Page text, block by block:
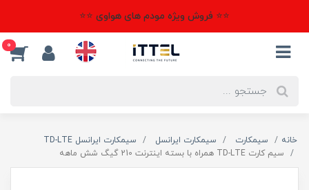
⭐⭐ فروش ویژه مودم های هواوی ⭐⭐
0
خانه سیمکارت سیمکارت ایرانسل
سیمکارت ایرانسل TD-LTE
سیم کارت TD-LTE همراه با بسته اینترنت 210 گیگ شش ماهه